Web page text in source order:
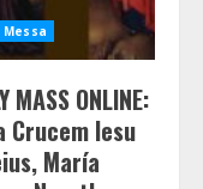
Messa
MASS ONLINE:
Iesu
María